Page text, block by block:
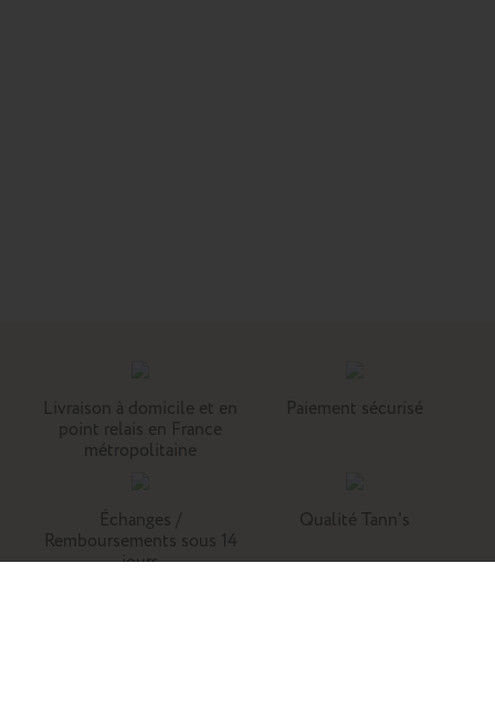
Livraison à domicile et en
point relais en France
métropolitaine
Paiement sécurisé
Échanges /
Remboursements sous 14
jours
Qualité Tann's